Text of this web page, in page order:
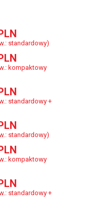
standardowy)
kompaktowy
standardowy +
standardowy)
kompaktowy
standardowy +